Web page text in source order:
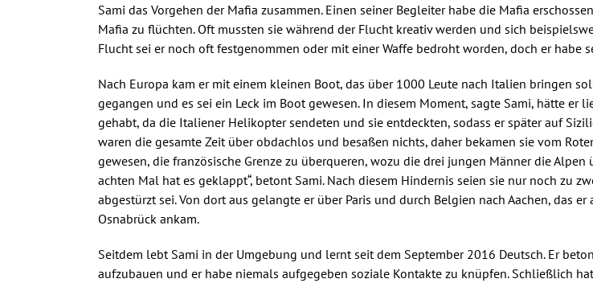
Sami das Vorgehen der Mafia zusammen. Einen seiner Begleiter habe die Mafia
Mafia zu flüchten. Oft mussten sie während der Flucht kreativ werden und sich
Flucht sei er noch oft festgenommen oder mit einer Waffe bedroht worden, doch er habe
Nach Europa kam er mit einem kleinen Boot, das über 1000 Leute nach Italien bringen
gegangen und es sei ein Leck im Boot gewesen. In diesem Moment, sagte Sami, hätte
gehabt, da die Italiener Helikopter sendeten und sie entdeckten, sodass er später auf
waren die gesamte Zeit über obdachlos und besaßen nichts, daher bekamen sie vom
gewesen, die französische Grenze zu überqueren, wozu die drei jungen Männer die
achten Mal hat es geklappt“, betont Sami. Nach diesem Hindernis seien sie nur noch zu
abgestürzt sei. Von dort aus gelangte er über Paris und durch Belgien nach Aachen, das
Osnabrück ankam.
Seitdem lebt Sami in der Umgebung und lernt seit dem September 2016 Deutsch. Er
aufzubauen und er habe niemals aufgegeben soziale Kontakte zu knüpfen. Schließlich